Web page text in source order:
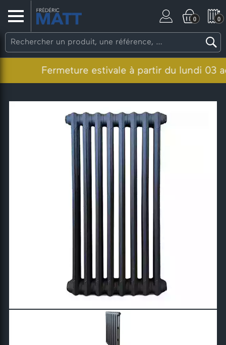
0 0
Fermeture estivale à partir du lundi 03